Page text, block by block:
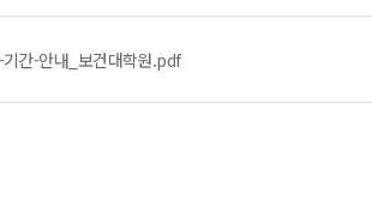
간-안내_보건대학원.pdf